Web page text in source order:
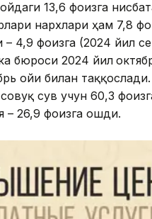
13,6 фоизга
нархлари ҳам 7,8
– 4,9 фоизга (2024 йил
бюроси 2024 йил
ойи билан
сув учун 60,3
– 26,9 фоизга ошди.